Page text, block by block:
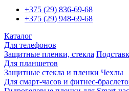
+375 (29) 836-69-68
+375 (29) 948-69-68
Каталог
Для телефонов
Защитные пленки, стекла
Для планшетов
Защитные стекла и пленки Чехлы
Для смарт-часов и фитнес-